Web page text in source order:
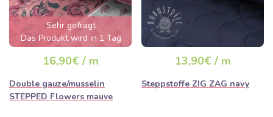
Sehr gefragt
Das Produkt wird in 1 Tag
ausverkauft sein
16,90€ / m
Double gauze/musselin
STEPPED Flowers mauve
13,90€ / m
Steppstoffe ZIG ZAG navy